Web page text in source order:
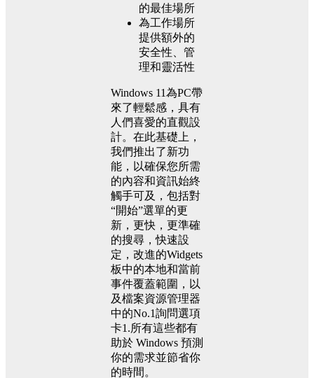
的最佳場所
為工作場所
提供額外的
安全性、管
理和靈活性
Windows 11為PC帶
來了輕鬆感，具有
人們喜愛的直觀設
計。在此基礎上，
我們推出了新功
能，以確保您所需
的內容和資訊始終
觸手可及，包括對
“開始”選單的更
新，更快，更準確
的搜尋，快速設
定，改進的Widgets
板中的本地和當前
事件覆蓋範圍，以
及檔案資源管理器
中的No.1詢問選項
卡1.所有這些都有
助於 Windows 預測
你的需求並節省你
的時間。